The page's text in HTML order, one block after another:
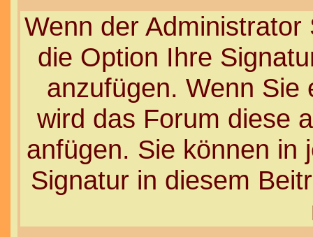
Wenn der
die Option Ihre
anzufügen. Wenn Sie
wird das Forum diese
anfügen. Sie können in
Signatur in diesem